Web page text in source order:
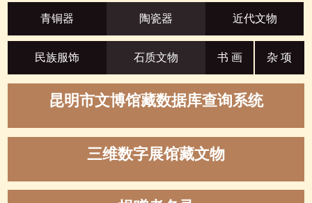
青铜器 陶瓷器 近代文物
民族服饰 石质文物 书 画 杂 项
昆明市文博馆藏数据库查询系统
三维数字展馆藏文物